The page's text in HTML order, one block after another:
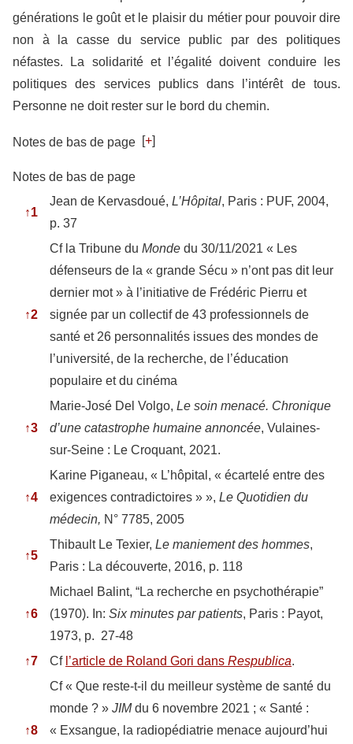
générations le goût et le plaisir du métier pour pouvoir dire
non à la casse du service public par des politiques
néfastes. La solidarité et l’égalité doivent conduire les
politiques des services publics dans l’intérêt de tous.
Personne ne doit rester sur le bord du chemin.
Notes de bas de page [+]
Notes de bas de page
↑1
Jean de Kervasdoué, L’Hôpital, Paris : PUF, 2004,
p. 37
↑2
Cf la Tribune du Monde du 30/11/2021 « Les
défenseurs de la « grande Sécu » n’ont pas dit leur
dernier mot » à l’initiative de Frédéric Pierru et
signée par un collectif de 43 professionnels de
santé et 26 personnalités issues des mondes de
l’université, de la recherche, de l’éducation
populaire et du cinéma
↑3
Marie-José Del Volgo, Le soin menacé. Chronique
d’une catastrophe humaine annoncée, Vulaines-
sur-Seine : Le Croquant, 2021.
↑4
Karine Piganeau, « L’hôpital, « écartelé entre des
exigences contradictoires » », Le Quotidien du
médecin, N° 7785, 2005
↑5
Thibault Le Texier, Le maniement des hommes,
Paris : La découverte, 2016, p. 118
↑6
Michael Balint, “La recherche en psychothérapie”
(1970). In: Six minutes par patients, Paris : Payot,
1973, p. 27-48
↑7 Cf l’article de Roland Gori dans Respublica.
↑8
Cf « Que reste-t-il du meilleur système de santé du
monde ? » JIMdu 6 novembre 2021 ; « Santé :
« Exsangue, la radiopédiatrie menace aujourd’hui